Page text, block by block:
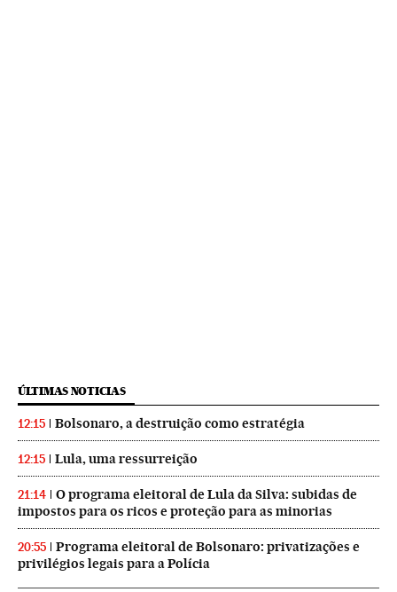
ÚLTIMAS NOTICIAS
12:15 Bolsonaro, a destruição como estratégia
12:15 Lula, uma ressurreição
21:14
O programa eleitoral de Lula da Silva: subidas de
impostos para os ricos e proteção para as minorias
20:55
Programa eleitoral de Bolsonaro: privatizações e
privilégios legais para a Polícia